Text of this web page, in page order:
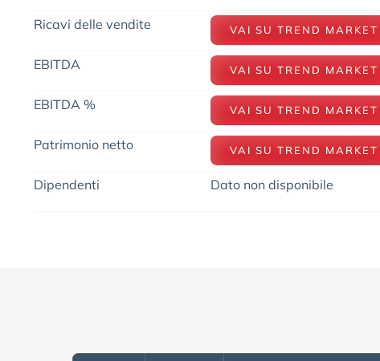
Ricavi delle vendite VAI SU TREND MARKET
EBITDA VAI SU TREND MARKET
EBITDA % VAI SU TREND MARKET
Patrimonio netto VAI SU TREND MARKET
Dipendenti Dato non disponibile